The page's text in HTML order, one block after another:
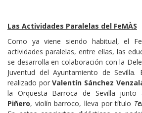
Las Actividades Paralelas del FeMÀS
Como ya viene siendo habitual, el
actividades paralelas, entre ellas, las
se desarrolla en colaboración con la
Juventud del Ayuntamiento de Sevilla.
realizado porValentín Sánchez
la Orquesta Barroca de Sevilla
Piñero, violín barroco, lleva por título T